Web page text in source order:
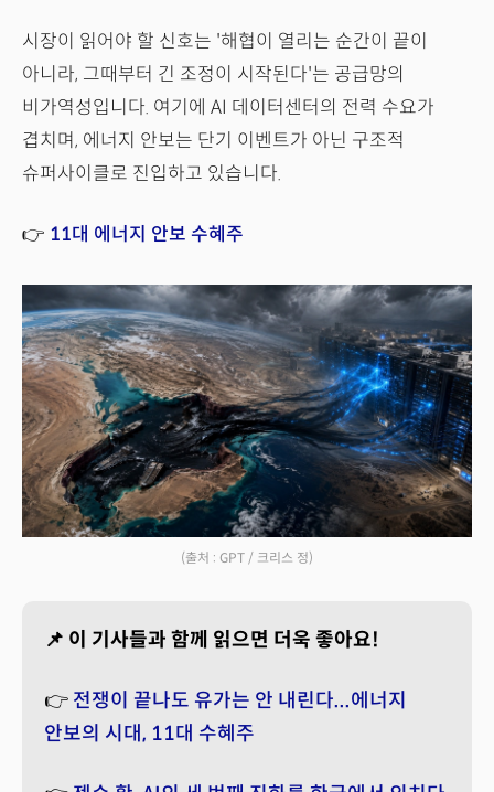
시장이 읽어야 할 신호는 '해협이 열리는 순간이 끝이
아니라, 그때부터 긴 조정이 시작된다'는 공급망의
비가역성입니다. 여기에 AI 데이터센터의 전력 수요가
겹치며, 에너지 안보는 단기 이벤트가 아닌 구조적
슈퍼사이클로 진입하고 있습니다.
👉 11대 에너지 안보 수혜주
(출처 : GPT / 크리스 정)
📌 이 기사들과 함께 읽으면 더욱 좋아요!
👉 전쟁이 끝나도 유가는 안 내린다...에너지
안보의 시대, 11대 수혜주